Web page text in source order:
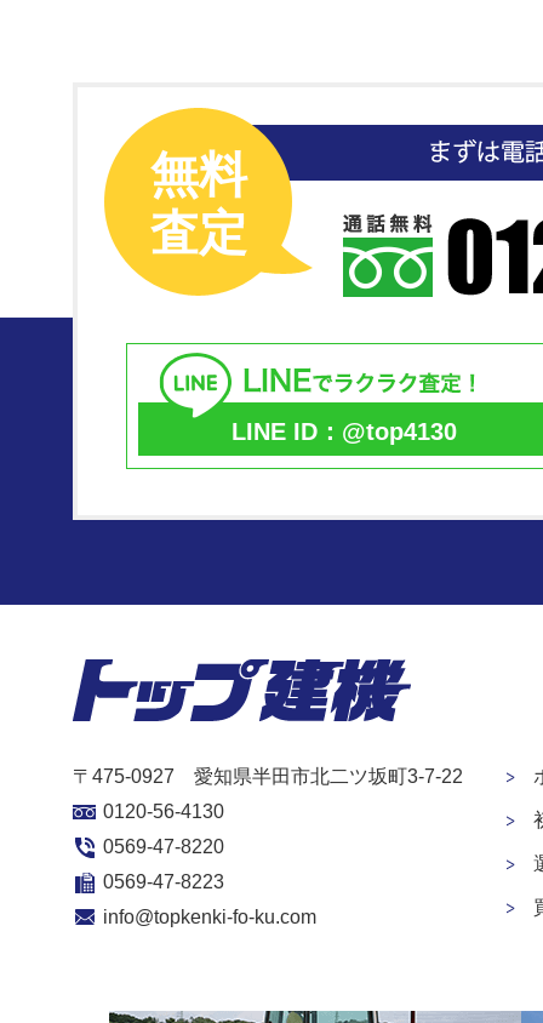
無料
査定
LINE ID：@top4130
〒475-0927 愛知県半田市北二ツ坂町3-7-22
0120-56-4130
0569-47-8220
0569-47-8223
info@topkenki-fo-ku.com